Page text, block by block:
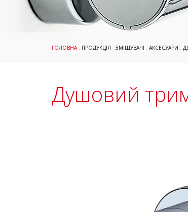
ГОЛОВНА: ПРОДУКЦІЯ : ЗМІШУВАЧІ : АКСЕСУАРИ :
Душовий